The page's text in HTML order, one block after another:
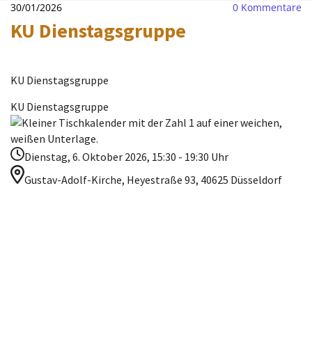
30/01/2026 0 Kommentare
KU Dienstagsgruppe
KU Dienstagsgruppe
KU Dienstagsgruppe
Dienstag, 6. Oktober 2026, 15:30 - 19:30 Uhr
Gustav-Adolf-Kirche, Heyestraße 93, 40625 Düsseldorf